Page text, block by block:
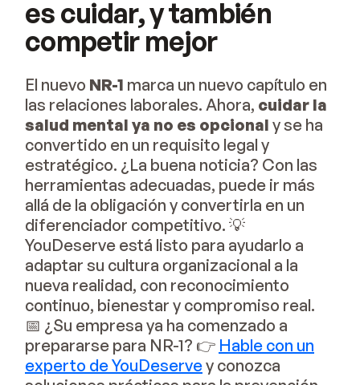
es cuidar, y también
competir mejor
El nuevo NR-1 marca un nuevo capítulo en
las relaciones laborales. Ahora, cuidar la
salud mental ya no es opcional y se ha
convertido en un requisito legal y
estratégico. ¿La buena noticia? Con las
herramientas adecuadas, puede ir más
allá de la obligación y convertirla en un
diferenciador competitivo. 💡
YouDeserve está listo para ayudarlo a
adaptar su cultura organizacional a la
nueva realidad, con reconocimiento
continuo, bienestar y compromiso real.
📅 ¿Su empresa ya ha comenzado a
prepararse para NR-1? 👉 Hable con un
experto de YouDeservey conozca